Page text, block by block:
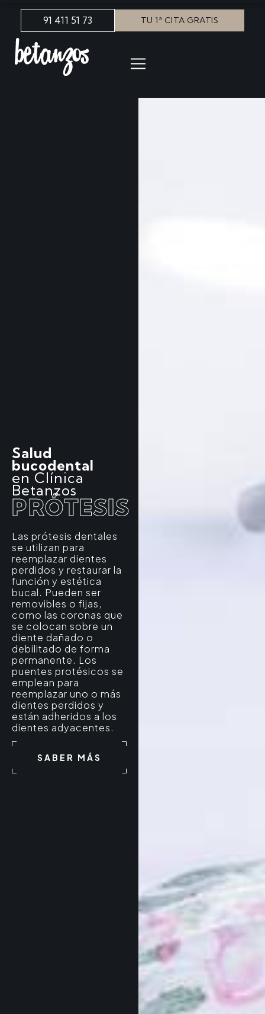
TU 1ª CITA GRATIS
91 411 51 73
Salud
bucodental
en Clínica
Betanzos
PRÓTESIS
Las prótesis dentales
se utilizan para
reemplazar dientes
perdidos y restaurar la
función y estética
bucal. Pueden ser
removibles o fijas,
como las coronas que
se colocan sobre un
diente dañado o
debilitado de forma
permanente. Los
puentes protésicos se
emplean para
reemplazar uno o más
dientes perdidos y
están adheridos a los
dientes adyacentes.
SABER MÁS